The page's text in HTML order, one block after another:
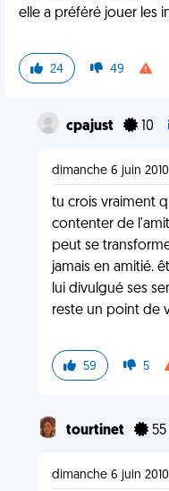
elle a préféré jouer les
24 49
cpajust 10
dimanche 6 juin
tu crois vraiment
contenter de
peut se
jamais en amitié.
lui divulgué ses
reste un point de
59 5
tourtinet 55
dimanche 6 juin